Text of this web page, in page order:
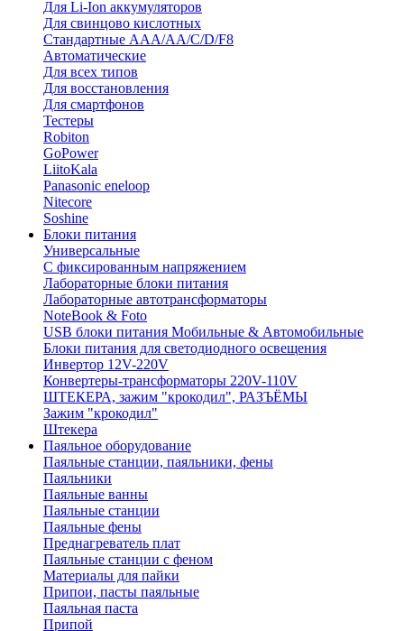
Для Li-Ion аккумуляторов
Для свинцово кислотных
Стандартные ААА/АА/С/D/F8
Автоматические
Для всех типов
Для восстановления
Для смартфонов
Тестеры
Robiton
GoPower
LiitoKala
Panasonic eneloop
Nitecore
Soshine
Блоки питания
Универсальные
C фиксированным напряжением
Лабораторные блоки питания
Лабораторные автотрансформаторы
NoteBook & Foto
USB блоки питания Мобильные & Автомобильные
Блоки питания для светодиодного освещения
Инвертор 12V-220V
Конвертеры-трансформаторы 220V-110V
ШТЕКЕРА, зажим "крокодил", РАЗЪЁМЫ
Зажим "крокодил"
Штекера
Паяльное оборудование
Паяльные станции, паяльники, фены
Паяльники
Паяльные ванны
Паяльные станции
Паяльные фены
Преднагреватель плат
Паяльные станции с феном
Материалы для пайки
Припои, пасты паяльные
Паяльная паста
Припой